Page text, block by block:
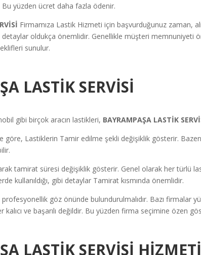
Bu yüzden ücret daha fazla ödenir.
Firmamıza Lastik Hizmeti için başvurduğunuz zaman,
detaylar oldukça önemlidir. Genellikle müşteri memnuniyeti
sunulur.
LASTİK SERVİSİ
gibi birçok aracın lastikleri, BAYRAMPAŞA LASTİK
göre, Lastiklerin Tamir edilme şekli değişiklik gösterir.
tamirat süresi değişiklik gösterir. Genel olarak her türlü
kullanıldığı, gibi detaylar Tamirat kısmında önemlidir.
göz önünde bulundurulmalıdır. Bazı firmalar
ve başarılı değildir. Bu yüzden firma seçimine özen
LASTİK SERVİSİ HİZMETİ